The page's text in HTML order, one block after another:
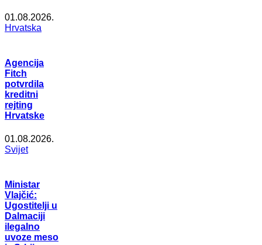
01.08.2026.
Hrvatska
Agencija
Fitch
potvrdila
kreditni
rejting
Hrvatske
01.08.2026.
Svijet
Ministar
Vlajčić:
Ugostitelji u
Dalmaciji
ilegalno
uvoze meso